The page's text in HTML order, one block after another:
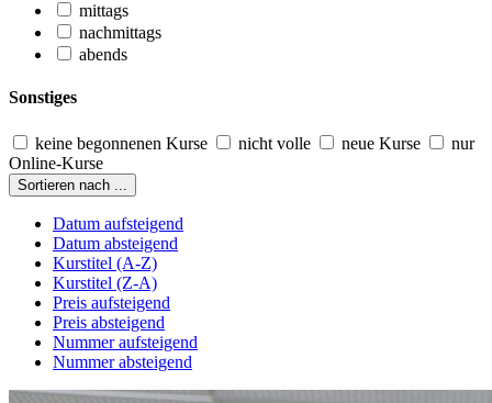
mittags
nachmittags
abends
Sonstiges
keine begonnenen Kurse nicht volle neue Kurse
nur
Online-Kurse
Sortieren nach ...
Datum aufsteigend
Datum absteigend
Kurstitel (A-Z)
Kurstitel (Z-A)
Preis aufsteigend
Preis absteigend
Nummer aufsteigend
Nummer absteigend